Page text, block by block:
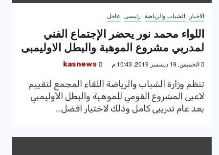
الاخبار الشباب والرياضة رئيسى عاجل
اللواء محمد نور يحضر الإجتماع الفني
لمدربي مشروع الموهبة والبطل الاوليمبى
الخميس, 19 ديسمبر 2019, 10:43 م kasnews
تنظم وزارة الشباب والرياضة اللقاء المجمع لتقييم
لاعبى المشروع القومي للموهبة والبطل الأوليمبي
بعد عام تدريبى كامل وذلك لاختيار افضل...